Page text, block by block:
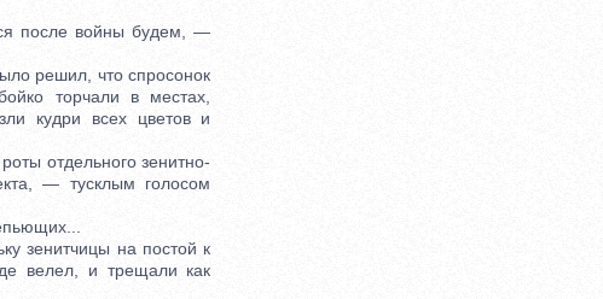
после войны будем, —
решил, что спросонок
торчали в местах,
кудри всех цветов и
отдельного зенитно-
— тусклым голосом
зенитчицы на постой к
велел, и трещали как